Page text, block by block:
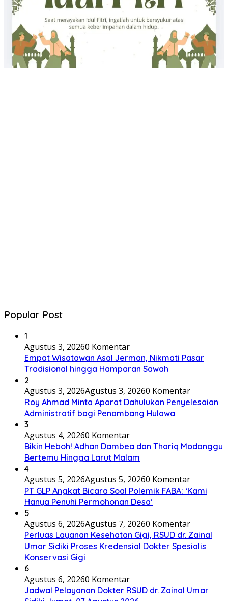
Popular Post
1
Agustus 3, 20260 Komentar
Empat Wisatawan Asal Jerman, Nikmati Pasar
Tradisional hingga Hamparan Sawah
2
Agustus 3, 2026Agustus 3, 20260 Komentar
Roy Ahmad Minta Aparat Dahulukan Penyelesaian
Administratif bagi Penambang Hulawa
3
Agustus 4, 20260 Komentar
Bikin Heboh! Adhan Dambea dan Thariq Modanggu
Bertemu Hingga Larut Malam
4
Agustus 5, 2026Agustus 5, 20260 Komentar
PT GLP Angkat Bicara Soal Polemik FABA: ‘Kami
Hanya Penuhi Permohonan Desa’
5
Agustus 6, 2026Agustus 7, 20260 Komentar
Perluas Layanan Kesehatan Gigi, RSUD dr. Zainal
Umar Sidiki Proses Kredensial Dokter Spesialis
Konservasi Gigi
6
Agustus 6, 20260 Komentar
Jadwal Pelayanan Dokter RSUD dr. Zainal Umar